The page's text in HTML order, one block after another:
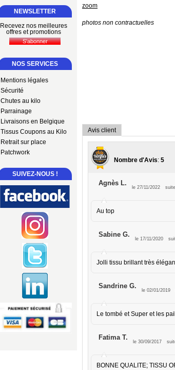
NEWSLETTER
Recevez nos meilleures
offres et promotions
NOS SERVICES
Mentions légales
Sécurité
Chutes au kilo
Parrainage
Livraisons en Belgique
Tissus Coupons au Kilo
Retrait sur place
Patchwork
SUIVEZ-NOUS !
zoom
photos non contractuelles
Avis client
Nombre d'Avis: 5
Agnès L.
le 27/11/2022
Au top
Sabine G.
le 17/11/2020
Jolli tissu brillant très
Sandrine G.
le 02/01/2019
Le tombé et Super et les
Fatima T.
le 30/09/2017
BONNE QUALITE; TISSU